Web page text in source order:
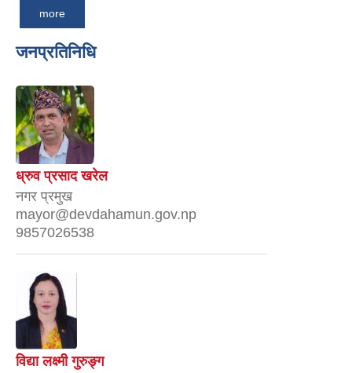
more
जनप्रतिनिधि
ध्रुव प्रसाद खरेल
नगर प्रमुख
mayor@devdahamun.gov.np
9857026538
विद्या लक्ष्मी गुरुङ्ग